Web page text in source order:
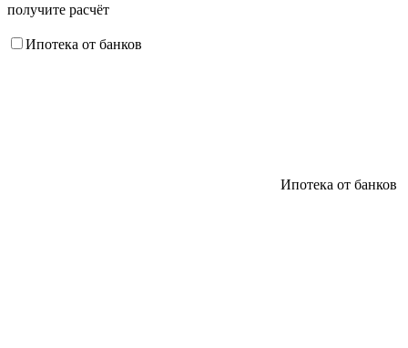
получите расчёт
Ипотека от банков
Ипотека от банков